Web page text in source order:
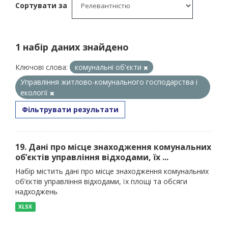
Сортувати за
1 набір даних знайдено
Ключові слова:
комунальні об'єкти
Управління житлово-комунального господарства і
екології
Фільтрувати результати
19. Дані про місце знаходження комунальних
об’єктів управління відходами, їх ...
Набір містить дані про місце знаходження комунальних
об’єктів управління відходами, їх площі та обсяги
надходжень
XLSX